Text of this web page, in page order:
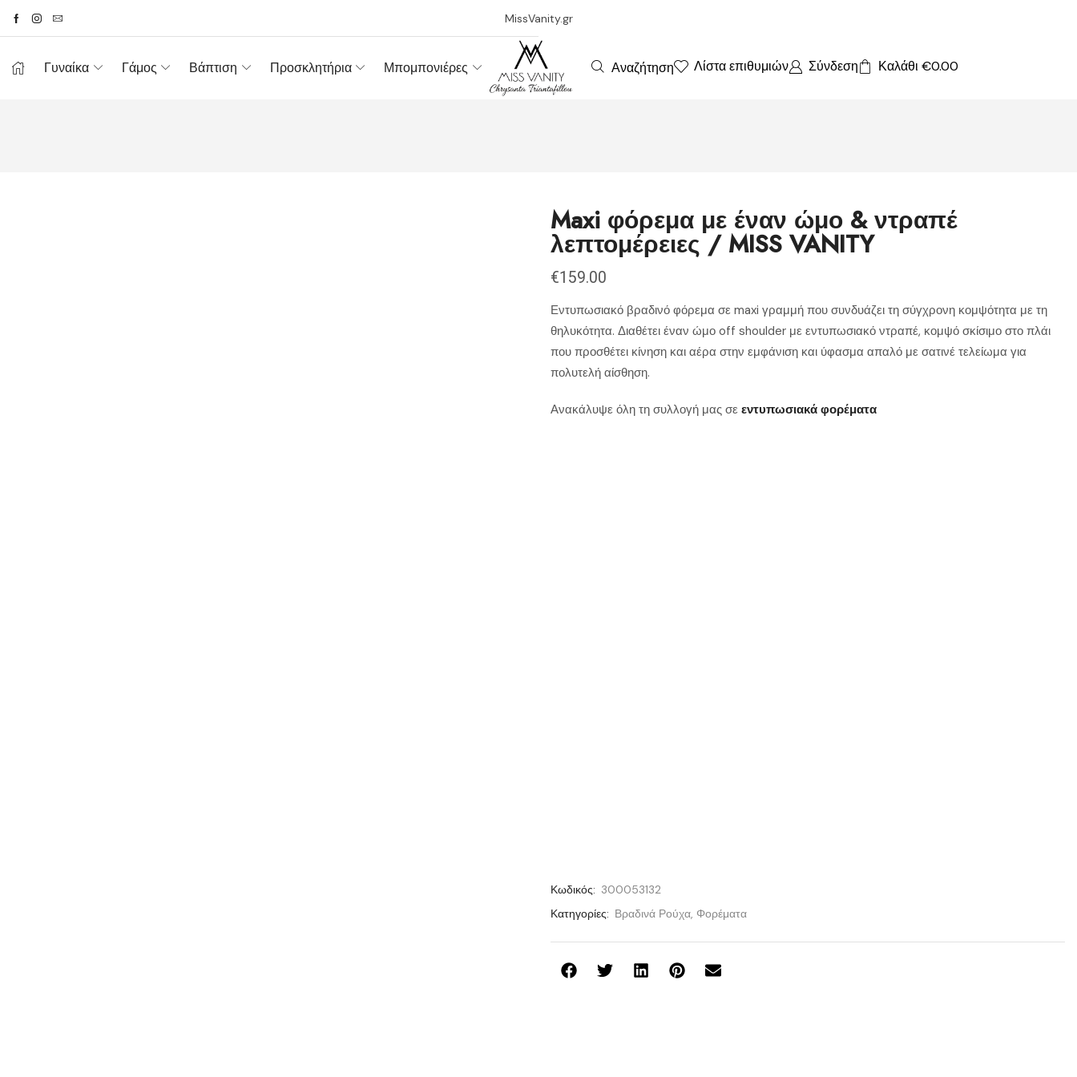
MissVanity.gr
Γυναίκα Γάμος Βάπτιση Προσκλητήρια Μπομπονιέρες Αναζήτηση Λίστα επιθυμιών Σύνδεση Καλάθι €0.00
Maxi φόρεμα με έναν ώμο & ντραπέ
λεπτομέρειες / MISS VANITY
€159.00
Εντυπωσιακό βραδινό φόρεμα σε maxi γραμμή που συνδυάζει τη σύγχρονη κομψότητα με τη
θηλυκότητα. Διαθέτει έναν ώμο off shoulder με εντυπωσιακό ντραπέ, κομψό σκίσιμο στο πλάι
που προσθέτει κίνηση και αέρα στην εμφάνιση και ύφασμα απαλό με σατινέ τελείωμα για
πολυτελή αίσθηση.
Ανακάλυψε όλη τη συλλογή μας σε εντυπωσιακά φορέματα
Κωδικός: 300053132
Κατηγορίες: Βραδινά Ρούχα, Φορέματα